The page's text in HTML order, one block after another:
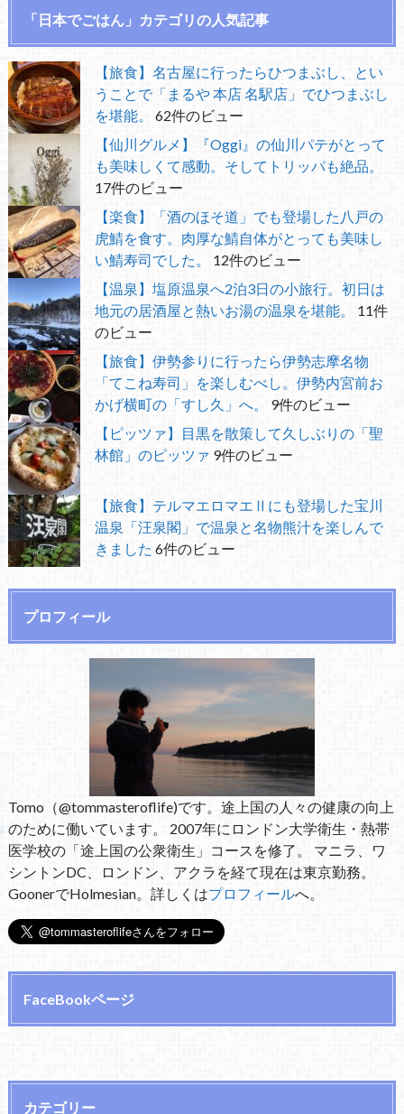
「日本でごはん」カテゴリの人気記事
【旅食】名古屋に行ったらひつまぶし、とい
うことで「まるや 本店 名駅店」でひつまぶし
を堪能。
62件のビュー
【仙川グルメ】『Oggi』の仙川パテがとって
も美味しくて感動。そしてトリッパも絶品。
17件のビュー
【楽食】「酒のほそ道」でも登場した八戸の
虎鯖を食す。肉厚な鯖自体がとっても美味し
い鯖寿司でした。
12件のビュー
【温泉】塩原温泉へ2泊3日の小旅行。初日は
地元の居酒屋と熱いお湯の温泉を堪能。
11件
のビュー
【旅食】伊勢参りに行ったら伊勢志摩名物
「てこね寿司」を楽しむべし。伊勢内宮前お
かげ横町の「すし久」へ。
9件のビュー
【ピッツァ】目黒を散策して久しぶりの「聖
林館」のピッツァ 9件のビュー
【旅食】テルマエロマエⅡにも登場した宝川
温泉「汪泉閣」で温泉と名物熊汁を楽しんで
きました 6件のビュー
プロフィール
Tomo（@tommasteroflife)です。途上国の人々の健康の向上
のために働いています。 2007年にロンドン大学衛生・熱帯
医学校の「途上国の公衆衛生」コースを修了。 マニラ、ワ
シントンDC、ロンドン、アクラを経て現在は東京勤務。
GoonerでHolmesian。詳しくはプロフィールへ。
FaceBookページ
カテゴリー